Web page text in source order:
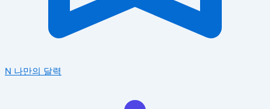
N 나만의 달력